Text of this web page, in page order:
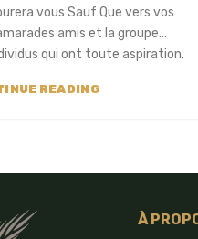
vous Sauf Que vers vos
amis et la groupe…
qui ont toute aspiration.
READING
À